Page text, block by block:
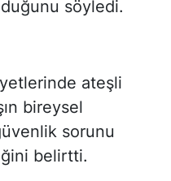
söyledi.
ateşli
bireysel
sorunu
belirtti.